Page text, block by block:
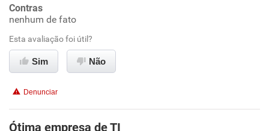
Benefícios
Recomenda esta empresa
Recomenda a diretoria
Contras
nenhum de fato
Esta avaliação foi útil?
Sim Não
Denunciar
Ótima empresa de TI